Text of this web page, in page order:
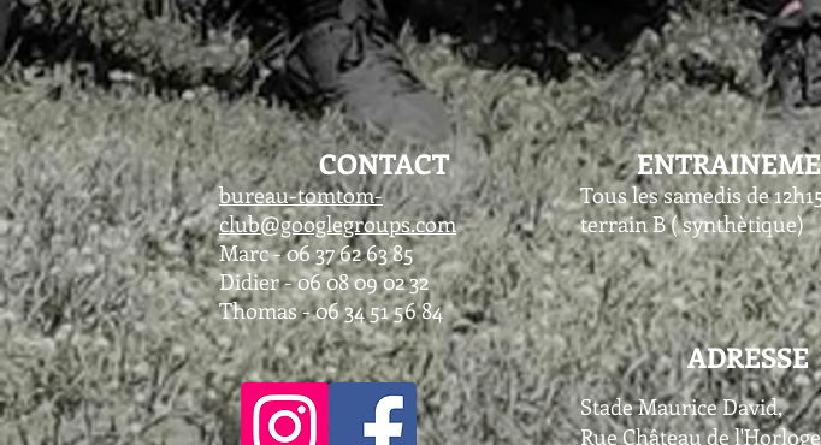
CONTACT
bureau-tomtom-
club@googlegroups.com
Marc - 06 37 62 63 85
Didier - 06 08 09 02 32
Thomas - 06 34 51 56 84
Tous les samedis de
terrain B ( synthètique)
ADRESSE
Stade Maurice David,
Rue Château de